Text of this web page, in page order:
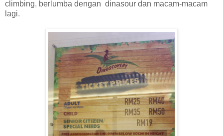
climbing, berlumba dengan dinasour dan macam-macam
lagi.